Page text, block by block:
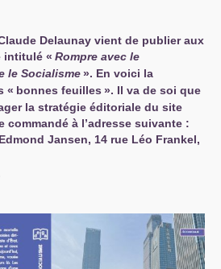
Delaunay vient de publier aux
intitulé « Rompre avec le
le Socialisme». En voici la
« bonnes feuilles ». Il va de soi que
la stratégie éditoriale du site
commandé à l’adresse suivante :
Jansen, 14 rue Léo Frankel,